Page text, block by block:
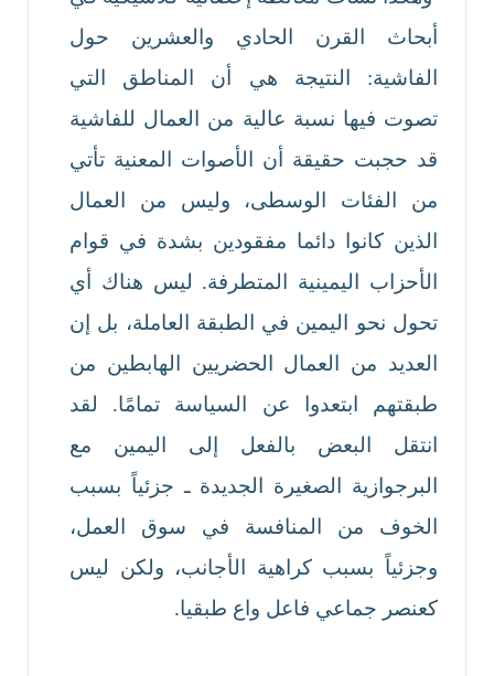
أبحاث القرن الحادي والعشرين حول
الفاشية: النتيجة هي أن المناطق التي
تصوت فيها نسبة عالية من العمال للفاشية
قد حجبت حقيقة أن الأصوات المعنية تأتي
من الفئات الوسطى، وليس من العمال
الذين كانوا دائما مفقودين بشدة في قوام
الأحزاب اليمينية المتطرفة. ليس هناك أي
تحول نحو اليمين في الطبقة العاملة، بل إن
العديد من العمال الحضريين الهابطين من
طبقتهم ابتعدوا عن السياسة تمامًا. لقد
انتقل البعض بالفعل إلى اليمين مع
البرجوازية الصغيرة الجديدة ـ جزئياً بسبب
الخوف من المنافسة في سوق العمل،
وجزئياً بسبب كراهية الأجانب، ولكن ليس
كعنصر جماعي فاعل واع طبقيا.